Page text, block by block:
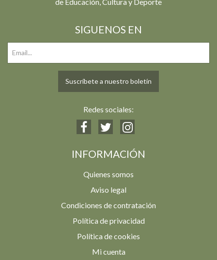
SIGUENOS EN
Suscríbete a nuestro boletín
Redes sociales:
INFORMACIÓN
Quienes somos
Aviso legal
Condiciones de contratación
Política de privacidad
Política de cookies
Mi cuenta